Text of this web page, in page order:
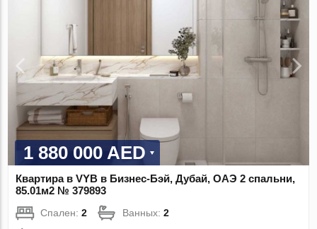
1 880 000 AED
Квартира в VYB в Бизнес-Бэй, Дубай, ОАЭ 2 спальни,
85.01м2 № 379893
Спален:2 Ванных:2